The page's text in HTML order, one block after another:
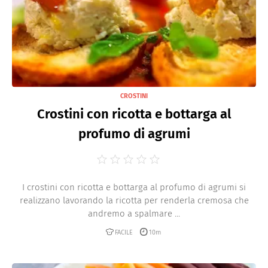
CROSTINI
Crostini con ricotta e bottarga al
profumo di agrumi
I crostini con ricotta e bottarga al profumo di agrumi si
realizzano lavorando la ricotta per renderla cremosa che
andremo a spalmare ...
FACILE 10m